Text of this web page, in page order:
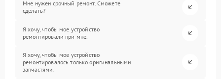
Мне нужен срочный ремонт. Сможете
сделать?
Я хочу, чтобы мое устройство
ремонтировали при мне.
Я хочу, чтобы мое устройство
ремонтировалось только оригинальными
запчастями.